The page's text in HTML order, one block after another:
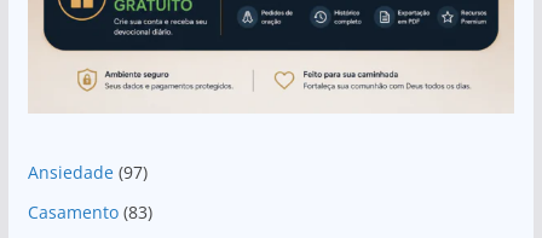
Ansiedade(97)
Casamento(83)